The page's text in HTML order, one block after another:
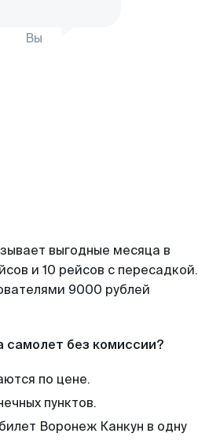
Вы
выгодные месяца в
и 10 рейсов с пересадкой.
9000 рублей
самолет без комиссии?
по цене.
пунктов.
Воронеж Канкун в одну